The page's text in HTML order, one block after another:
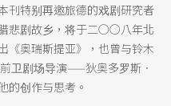
刊特别再邀旅德的戏剧研究者
悲剧故乡，将于二○○八年北
《奥瑞斯提亚》，也曾与铃木
卫剧场导演——狄奥多罗斯．
的创作与思考。